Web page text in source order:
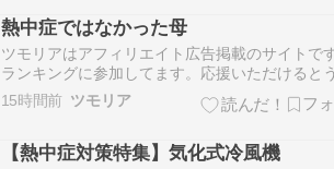
になってしまい、当たり前に休みの日になりま
た。ちな…
熱中症ではなかった母
ツモリアはアフィリエイト広告掲載のサイトで
ランキングに参加してます。応援いただけると
しいです(^-^)/母の熱中症騒ぎ、落着しました。
在、母はすっかりとは言えませんがまずまず元
ってませんが少々気疲れしました。４日朝のこ
15時間前 ツモリア
【熱中症対策特集】気化式冷風機